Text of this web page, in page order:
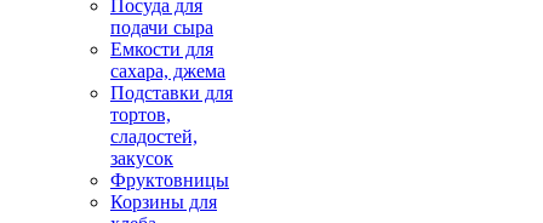
Посуда для
подачи сыра
Емкости для
сахара, джема
Подставки для
тортов,
сладостей,
закусок
Фруктовницы
Корзины для